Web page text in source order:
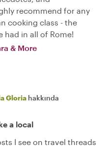
recommend for any
cooking class - the
had in all of Rome!
& More
Gloria hakkında
a local
I see on travel threads